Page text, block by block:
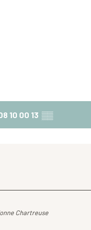
10 00 13 ▒▒
Chartreuse